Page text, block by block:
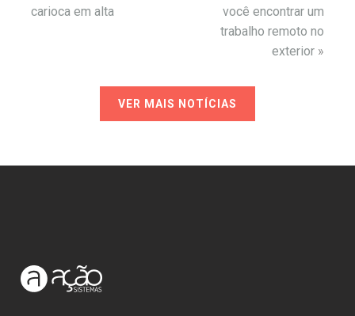
carioca em alta
você encontrar um
trabalho remoto no
exterior »
VER MAIS NOTÍCIAS